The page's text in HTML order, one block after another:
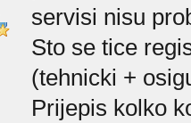
servisi nisu
Sto se tice
(tehnicki +
Prijepis kolko